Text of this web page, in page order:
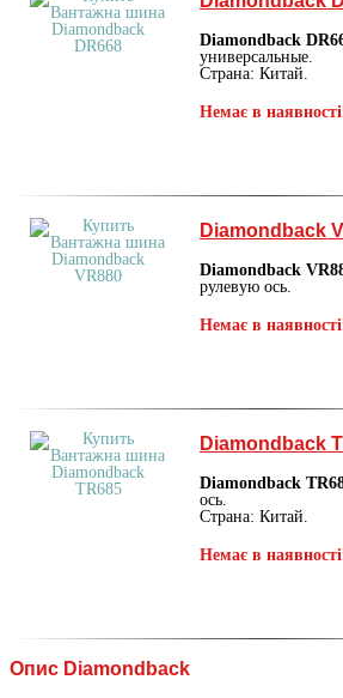
Diamondback
универсальные.
Страна: Китай.
Немає в
Diamondback
Diamondback
рулевую ось.
Немає в
Diamondback
Diamondback
ось.
Страна: Китай.
Немає в
Опис Diamondback